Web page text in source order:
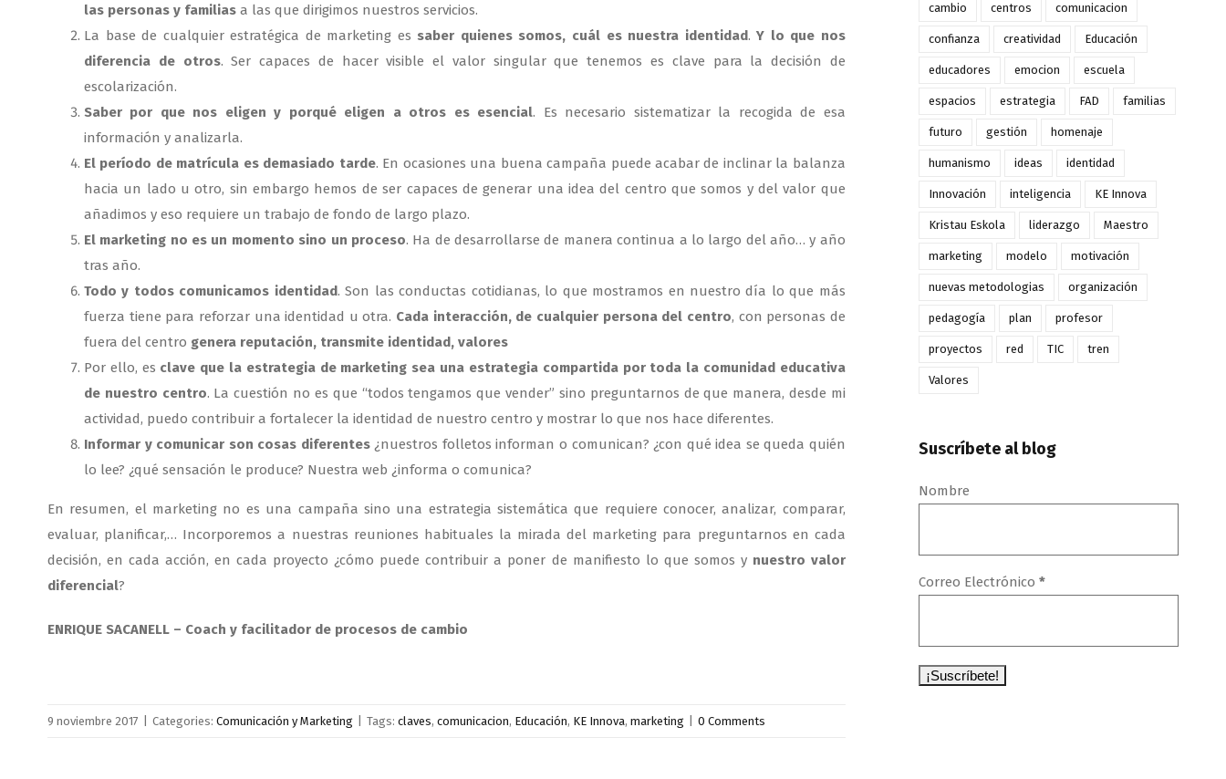
las personas y familias a las que dirigimos nuestros servicios.
La base de cualquier estratégica de marketing es saber quienes somos, cuál es nuestra identidad.Y lo que nos
diferencia de otros. Ser capaces de hacer visible el valor singular que tenemos es clave para la decisión de
escolarización.
Saber por que nos eligen y porqué eligen a otros es esencial. Es necesario sistematizar la recogida de esa
información y analizarla.
El período de matrícula es demasiado tarde. En ocasiones una buena campaña puede acabar de inclinar la balanza
hacia un lado u otro, sin embargo hemos de ser capaces de generar una idea del centro que somos y del valor que
añadimos y eso requiere un trabajo de fondo de largo plazo.
El marketing no es un momento sino un proceso. Ha de desarrollarse de manera continua a lo largo del año… y año
tras año.
Todo y todos comunicamos identidad. Son las conductas cotidianas, lo que mostramos en nuestro día lo que más
fuerza tiene para reforzar una identidad u otra. Cada interacción, de cualquier persona del centro, con personas de
fuera del centro genera reputación, transmite identidad, valores
Por ello, es clave que la estrategia de marketing sea una estrategia compartida por toda la comunidad educativa
de nuestro centro. La cuestión no es que “todos tengamos que vender” sino preguntarnos de que manera, desde mi
actividad, puedo contribuir a fortalecer la identidad de nuestro centro y mostrar lo que nos hace diferentes.
Informar y comunicar son cosas diferentes ¿nuestros folletos informan o comunican? ¿con qué idea se queda quién
lo lee? ¿qué sensación le produce? Nuestra web ¿informa o comunica?
En resumen, el marketing no es una campaña sino una estrategia sistemática que requiere conocer, analizar, comparar,
evaluar, planificar,… Incorporemos a nuestras reuniones habituales la mirada del marketing para preguntarnos en cada
decisión, en cada acción, en cada proyecto ¿cómo puede contribuir a poner de manifiesto lo que somos y nuestro valor
diferencial?
ENRIQUE SACANELL – Coach y facilitador de procesos de cambio
9 noviembre 2017 Categories: Comunicación y Marketing Tags: claves, comunicacion, Educación, KE Innova, marketing 0 Comments
cambio centros comunicacion
confianza creatividad Educación
educadores emocion escuela
espacios estrategia FAD familias
futuro gestión homenaje
humanismo ideas identidad
Innovación inteligencia KE Innova
Kristau Eskola liderazgo Maestro
marketing modelo motivación
nuevas metodologias organización
pedagogía plan profesor
proyectos red TIC tren
Valores
Suscríbete al blog
Nombre
Correo Electrónico *